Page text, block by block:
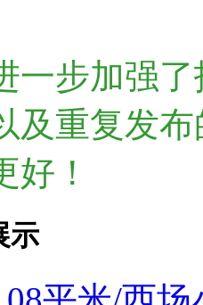
一步加强
及重复发
好！
示